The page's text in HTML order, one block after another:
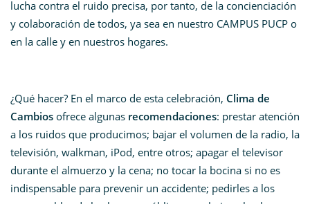
lucha contra el ruido precisa, por tanto, de la concienciación
y colaboración de todos, ya sea en nuestro CAMPUS PUCP o
en la calle y en nuestros hogares.
¿Qué hacer? En el marco de esta celebración, Clima de
Cambios ofrece algunas recomendaciones: prestar atención
a los ruidos que producimos; bajar el volumen de la radio, la
televisión, walkman, iPod, entre otros; apagar el televisor
durante el almuerzo y la cena; no tocar la bocina si no es
indispensable para prevenir un accidente; pedirles a los